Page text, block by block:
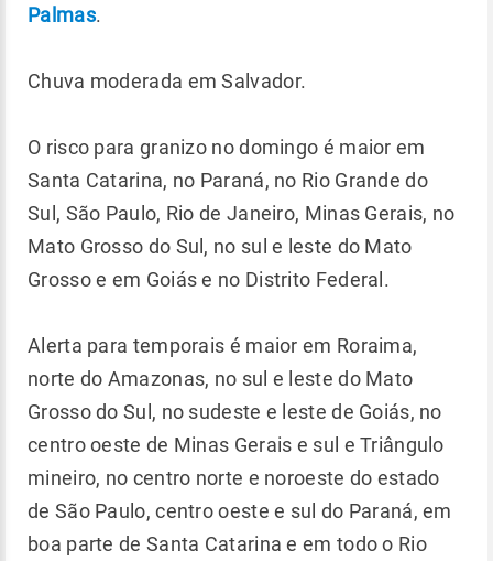
Palmas.
Chuva moderada em Salvador.
O risco para granizo no domingo é maior em
Santa Catarina, no Paraná, no Rio Grande do
Sul, São Paulo, Rio de Janeiro, Minas Gerais, no
Mato Grosso do Sul, no sul e leste do Mato
Grosso e em Goiás e no Distrito Federal.
Alerta para temporais é maior em Roraima,
norte do Amazonas, no sul e leste do Mato
Grosso do Sul, no sudeste e leste de Goiás, no
centro oeste de Minas Gerais e sul e Triângulo
mineiro, no centro norte e noroeste do estado
de São Paulo, centro oeste e sul do Paraná, em
boa parte de Santa Catarina e em todo o Rio